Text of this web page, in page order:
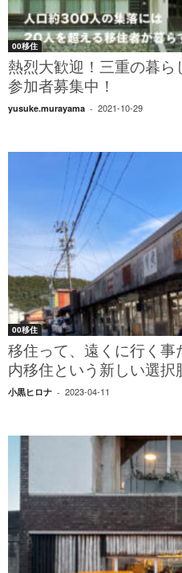
00移住
熱烈大歓迎！三重の暮ら
参加者募集中！
yusuke.murayama - 2021-10-29
00移住
移住って、遠くに行く
内移住という新しい選択
小黒ヒロナ - 2023-04-11